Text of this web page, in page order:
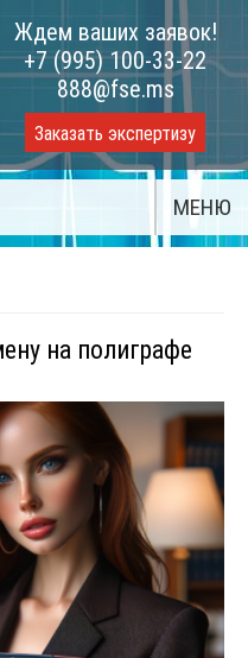
Ждем ваших заявок!
+7 (995) 100-33-22
888@fse.ms
Заказать экспертизу
МЕНЮ
на полиграфе